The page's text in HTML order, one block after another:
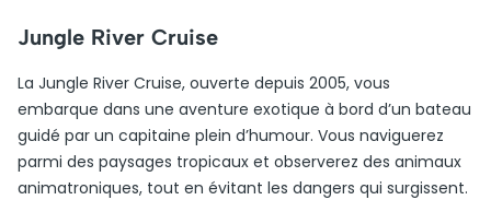
Jungle River Cruise
La Jungle River Cruise, ouverte depuis 2005, vous
embarque dans une aventure exotique à bord d’un bateau
guidé par un capitaine plein d’humour. Vous naviguerez
parmi des paysages tropicaux et observerez des animaux
animatroniques, tout en évitant les dangers qui surgissent.